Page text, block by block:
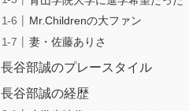
Mr.Childrenの大ファン
妻・佐藤ありさ
長谷部誠のプレースタイル
長谷部誠の経歴